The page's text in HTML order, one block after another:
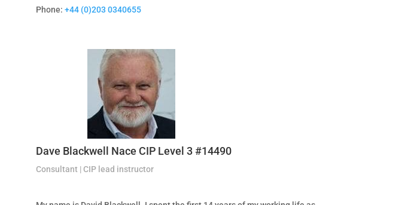
Phone: +44 (0)203 0340655
Dave Blackwell Nace CIP Level 3 #14490
Consultant | CIP lead instructor